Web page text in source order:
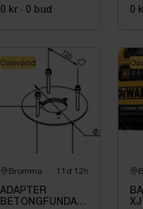
0 kr · 0 bud
0
Bromma 11d 12h
ADAPTER
BETONGFUNDAMENT
Oanvänd
XJ